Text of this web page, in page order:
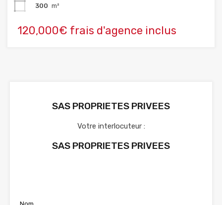
300 m²
120,000€ frais d'agence inclus
SAS PROPRIETES PRIVEES
Votre interlocuteur :
SAS PROPRIETES PRIVEES